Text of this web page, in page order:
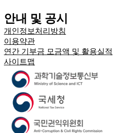
안내 및 공시
개인정보처리방침
이용약관
연간 기부금 모금액 및 활용실적
사이트맵